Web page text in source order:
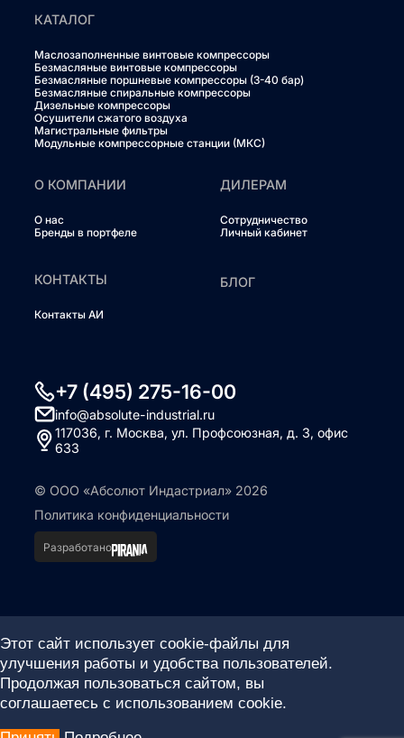
КАТАЛОГ
Маслозаполненные винтовые компрессоры
Безмасляные винтовые компрессоры
Безмасляные поршневые компрессоры (3-40 бар)
Безмасляные спиральные компрессоры
Дизельные компрессоры
Осушители сжатого воздуха
Магистральные фильтры
Модульные компрессорные станции (МКС)
О КОМПАНИИ
О нас
Бренды в портфеле
ДИЛЕРАМ
Сотрудничество
Личный кабинет
КОНТАКТЫ
Контакты АИ
БЛОГ
+7 (495) 275-16-00
info@absolute-industrial.ru
117036, г. Москва, ул. Профсоюзная, д. 3, офис
633
© ООО «Абсолют Индастриал» 2026
Политика конфиденциальности
Разработано
Этот сайт использует cookie-файлы для
улучшения работы и удобства пользователей.
Продолжая пользоваться сайтом, вы
соглашаетесь с использованием cookie.